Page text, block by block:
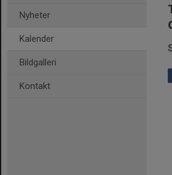
Nyheter
Kalender
Bildgalleri
Kontakt